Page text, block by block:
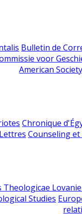
Bulletin de
voor
American
Chronique
Counseling
Theologicae
Studies